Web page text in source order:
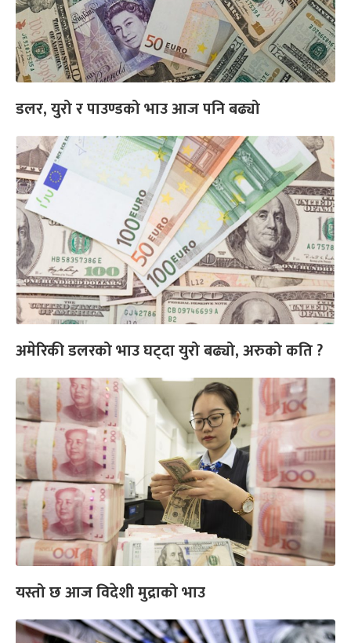
डलर, युरो र पाउण्डको भाउ आज पनि बढ्यो
अमेरिकी डलरको भाउ घट्दा युरो बढ्यो, अरुको कति ?
यस्तो छ आज विदेशी मुद्राको भाउ